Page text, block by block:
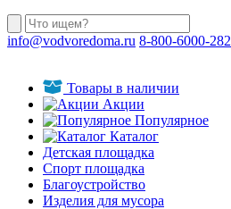
info@vodvoredoma.ru 8-800-6000-282
Товары в наличии
Акции
Популярное
Каталог
Детская площадка
Спорт площадка
Благоустройство
Изделия для мусора